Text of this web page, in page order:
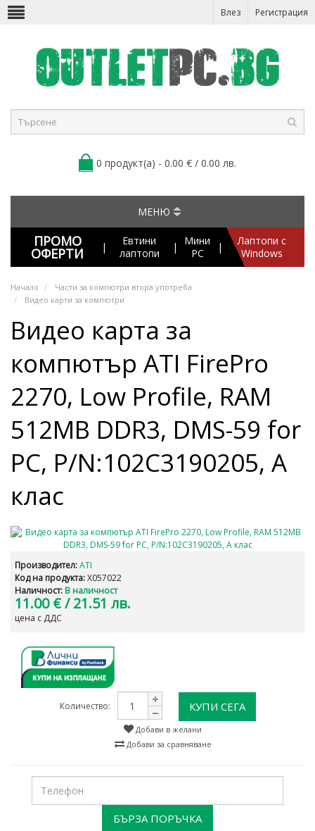
Влез Регистрация
0 продукт(а) - 0.00 € / 0.00 лв.
МЕНЮ
ПРОМО
ОФЕРТИ |
Евтини
лаптопи
|
Мини
PC
|
Лаптопи с
Windows
Начало
Части за компютри втора употреба
Видео карти за компютри
Видео карта за
компютър ATI FirePro
2270, Low Profile, RAM
512MB DDR3, DMS-59 for
PC, P/N:102C3190205, A
клас
Производител:ATI
Код на продукта:X057022
Наличност: В наличност
11.00 €/ 21.51 лв.
цена с ДДС
Количество: КУПИ СЕГА
Добави в желани
Добави за сравняване
БЪРЗА ПОРЪЧКА